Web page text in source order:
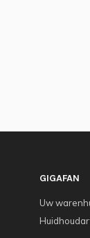
GIGAFAN
Uw